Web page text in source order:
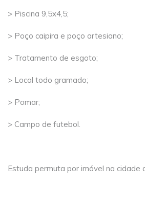
> Piscina 9,5x4,5;
> Poço caipira e poço artesiano;
> Tratamento de esgoto;
> Local todo gramado;
> Pomar;
> Campo de futebol.
Estuda permuta por imóvel na cidade